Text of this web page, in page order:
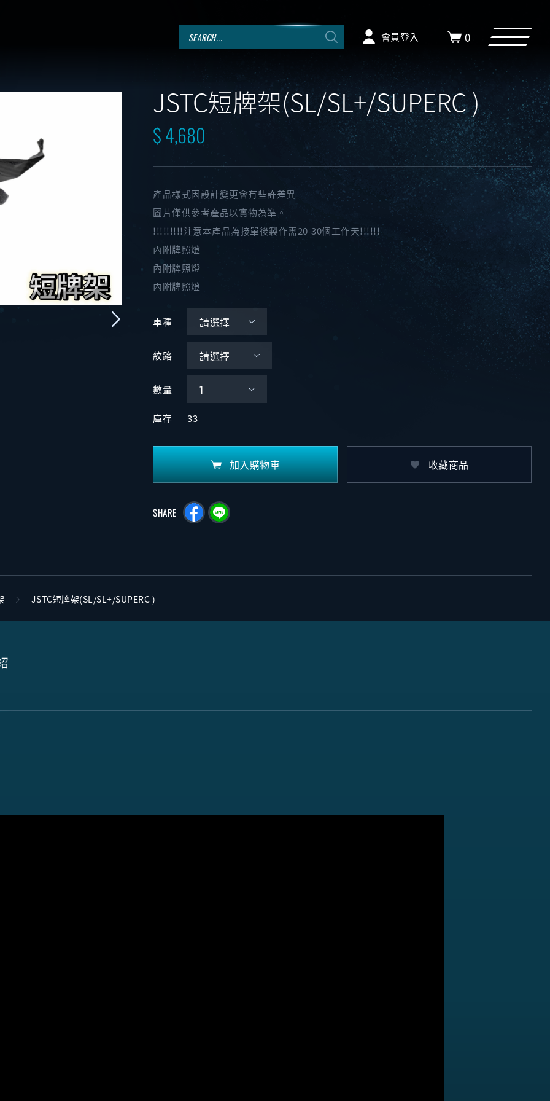
會員登入 0
JSTC短牌架(SL/SL+/SUPERC )
$ 4,680
產品樣式因設計變更會有些許差異
圖片僅供參考產品以實物為準。
!!!!!!!!!注意本產品為接單後製作需20-30個工作天!!!!!!
內附牌照燈
內附牌照燈
內附牌照燈
車種
紋路
數量
庫存 33
加入購物車 收藏商品
SHARE
JSTC短牌架(SL/SL+/SUPERC )